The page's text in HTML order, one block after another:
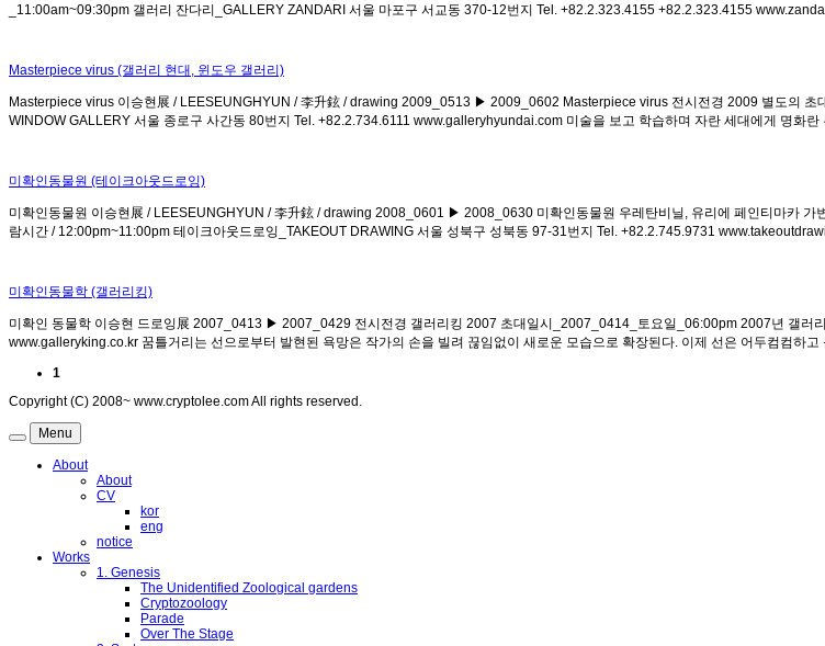
_11:00am~09:30pm 갤러리 잔다리_GALLERY ZANDARI 서울 마포구 서교동 370-12번지 Tel. +82.2.323.4155 +82.2.323.4155
Masterpiece virus (갤러리 현대, 윈도우 갤러리)
Masterpiece virus 이승현展 / LEESEUNGHYUN / 李升鉉 / drawing 2009_0513 ▶ 2009_0602 Masterpiece virus 전시전경 2009 별도의
WINDOW GALLERY 서울 종로구 사간동 80번지 Tel. +82.2.734.6111 www.galleryhyundai.com 미술을 보고 학습하며 자란 세대에게 명화
미확인동물원 (테이크아웃드로잉)
미확인동물원 이승현展 / LEESEUNGHYUN / 李升鉉 / drawing 2008_0601 ▶ 2008_0630 미확인동물원 우레탄비닐, 유리에 페인티마카
람시간 / 12:00pm~11:00pm 테이크아웃드로잉_TAKEOUT DRAWING 서울 성북구 성북동 97-31번지 Tel. +82.2.745.9731
미확인동물학 (갤러리킹)
미확인 동물학 이승현 드로잉展 2007_0413 ▶ 2007_0429 전시전경 갤러리킹 2007 초대일시_2007_0414_토요일_06:00pm 2007년 갤러
www.galleryking.co.kr 꿈틀거리는 선으로부터 발현된 욕망은 작가의 손을 빌려 끊임없이 새로운 모습으로 확장된다. 이제 선은 어두컴컴하
1
Copyright (C) 2008~ www.cryptolee.com All rights reserved.
Menu
About
About
CV
kor
eng
notice
Works
1. Genesis
The Unidentified Zoological gardens
Cryptozoology
Parade
Over The Stage